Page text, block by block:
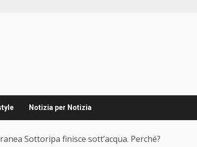
Notizia per Notizia
Sottoripa finisce sott’acqua. Perché?